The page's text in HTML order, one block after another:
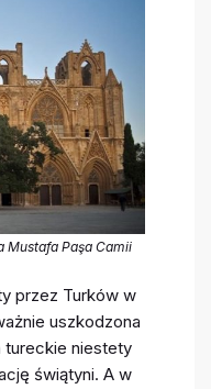
Mustafa Paşa Camii
przez Turków w
uszkodzona
tureckie niestety
świątyni. A w